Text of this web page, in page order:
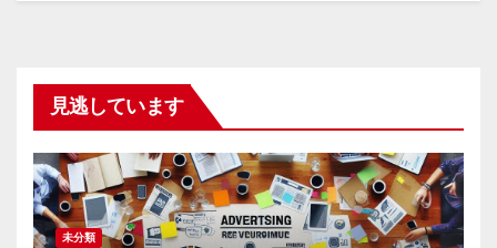
見逃しています
未分類